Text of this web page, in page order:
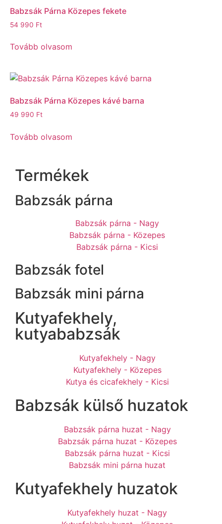
Termékek
Babzsák párna
Babzsák párna - Nagy
Babzsák párna - Közepes
Babzsák párna - Kicsi
Babzsák fotel
Babzsák mini párna
Kutyafekhely,
kutyababzsák
Kutyafekhely - Nagy
Kutyafekhely - Közepes
Kutya és cicafekhely - Kicsi
Babzsák külső huzatok
Babzsák párna huzat - Nagy
Babzsák párna huzat - Közepes
Babzsák párna huzat - Kicsi
Babzsák mini párna huzat
Kutyafekhely huzatok
Kutyafekhely huzat - Nagy
Babzsák Párna Közepes fekete
54 990 Ft
Tovább olvasom
Babzsák Párna Közepes kávé barna
49 990 Ft
Tovább olvasom